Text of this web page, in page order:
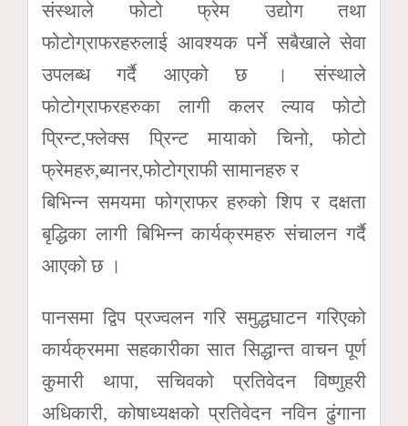
संस्थाले फोटो फ्रेम उद्योग तथा
फोटोग्राफरहरुलाई आवश्यक पर्ने सबैखाले सेवा
उपलब्ध गर्दै आएको छ । संस्थाले
फोटोग्राफरहरुका लागी कलर ल्याव फोटो
प्रिन्ट,फ्लेक्स प्रिन्ट मायाको चिनो, फोटो
फ्रेमहरु,ब्यानर,फोटोग्राफी सामानहरु र
बिभिन्न समयमा फोग्राफर हरुको शिप र दक्षता
बृद्धिका लागी बिभिन्न कार्यक्रमहरु संचालन गर्दै
आएको छ ।
पानसमा द्विप प्रज्वलन गरि समुद्धघाटन गरिएको
कार्यक्रममा सहकारीका सात सिद्धान्त वाचन पूर्ण
कुमारी थापा, सचिवको प्रतिवेदन विष्णुहरी
अधिकारी, कोषाध्यक्षको प्रतिवेदन नविन ढुंगाना